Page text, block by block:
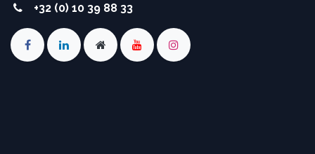
+32 (0) 10 39 88 33